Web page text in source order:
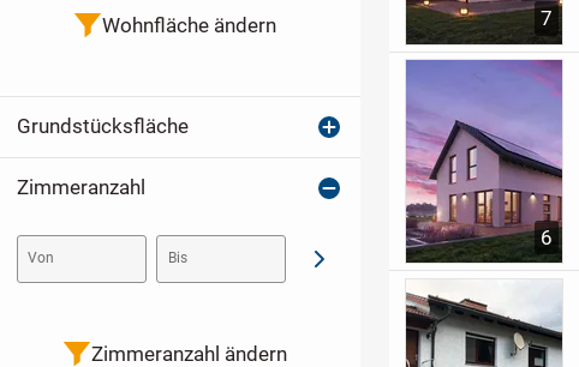
7
6
Wohnfläche ändern
Grundstücksfläche
Zimmeranzahl
Von Bis Abschicken
Zimmeranzahl ändern